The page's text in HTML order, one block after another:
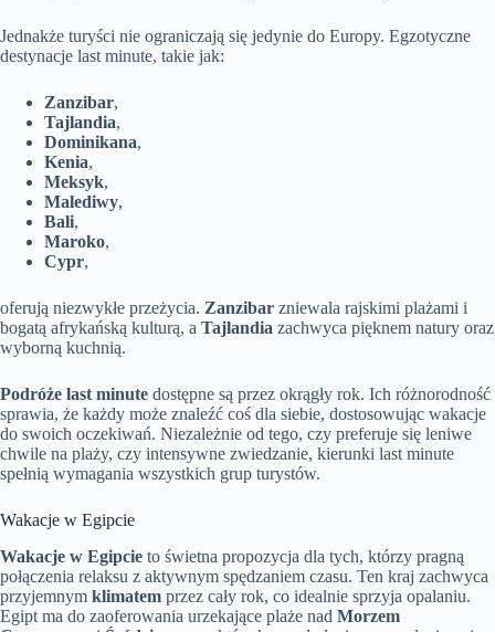
Jednakże turyści nie ograniczają się jedynie do Europy. Egzotyczne
destynacje last minute, takie jak:
Zanzibar,
Tajlandia,
Dominikana,
Kenia,
Meksyk,
Malediwy,
Bali,
Maroko,
Cypr,
oferują niezwykłe przeżycia. Zanzibar zniewala rajskimi plażami i
bogatą afrykańską kulturą, a Tajlandia zachwyca pięknem natury oraz
wyborną kuchnią.
Podróże last minute dostępne są przez okrągły rok. Ich różnorodność
sprawia, że każdy może znaleźć coś dla siebie, dostosowując wakacje
do swoich oczekiwań. Niezależnie od tego, czy preferuje się leniwe
chwile na plaży, czy intensywne zwiedzanie, kierunki last minute
spełnią wymagania wszystkich grup turystów.
Wakacje w Egipcie
Wakacje w Egipcie to świetna propozycja dla tych, którzy pragną
połączenia relaksu z aktywnym spędzaniem czasu. Ten kraj zachwyca
przyjemnym klimatem przez cały rok, co idealnie sprzyja opalaniu.
Egipt ma do zaoferowania urzekające plaże nad Morzem